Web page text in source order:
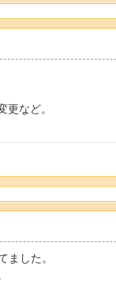
など。
ました。